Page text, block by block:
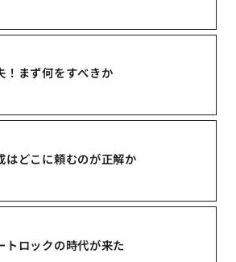
！まず何をすべきか
はどこに頼むのが正解か
トロックの時代が来た